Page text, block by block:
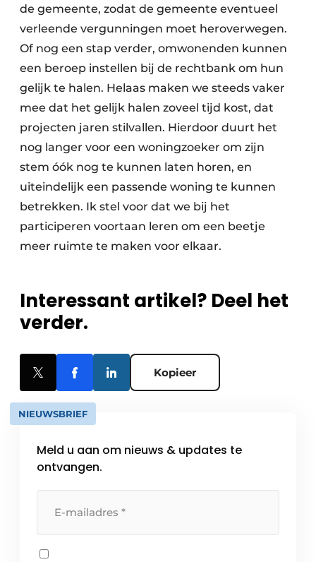
de gemeente, zodat de gemeente eventueel
verleende vergunningen moet heroverwegen.
Of nog een stap verder, omwonenden kunnen
een beroep instellen bij de rechtbank om hun
gelijk te halen. Helaas maken we steeds vaker
mee dat het gelijk halen zoveel tijd kost, dat
projecten jaren stilvallen. Hierdoor duurt het
nog langer voor een woningzoeker om zijn
stem óók nog te kunnen laten horen, en
uiteindelijk een passende woning te kunnen
betrekken. Ik stel voor dat we bij het
participeren voortaan leren om een beetje
meer ruimte te maken voor elkaar.
Interessant artikel? Deel het
verder.
Kopieer
NIEUWSBRIEF
Meld u aan om nieuws & updates te
ontvangen.